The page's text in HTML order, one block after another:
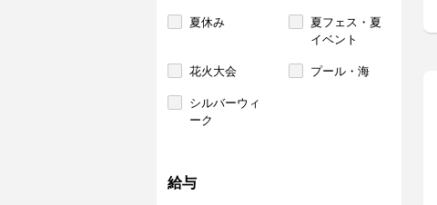
夏休み
夏フェス・夏
イベント
花火大会 プール・海
シルバーウィ
ーク
給与